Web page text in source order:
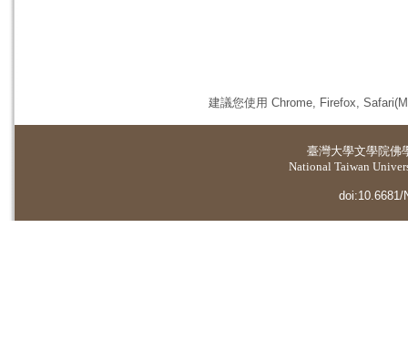
建議您使用 Chrome, Firefox,
臺灣大學文學院佛
National Taiwan
doi:10.6681/